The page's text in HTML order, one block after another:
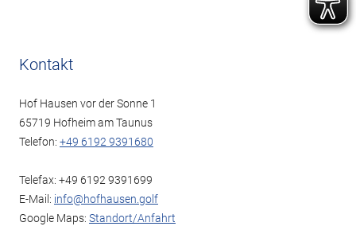
Kontakt
Hof Hausen vor der Sonne 1
65719 Hofheim am Taunus
Telefon: +49 6192 9391680
Telefax: +49 6192 9391699
E-Mail: info@hofhausen.golf
Google Maps: Standort/Anfahrt